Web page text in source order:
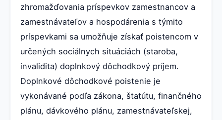
zhromažďovania príspevkov zamestnancov a
zamestnávateľov a hospodárenia s týmito
príspevkami sa umožňuje získať poistencom v
určených sociálnych situáciách (staroba,
invalidita) doplnkový dôchodkový príjem.
Doplnkové dôchodkové poistenie je
vykonávané podľa zákona, štatútu, finančného
plánu, dávkového plánu, zamestnávateľskej,